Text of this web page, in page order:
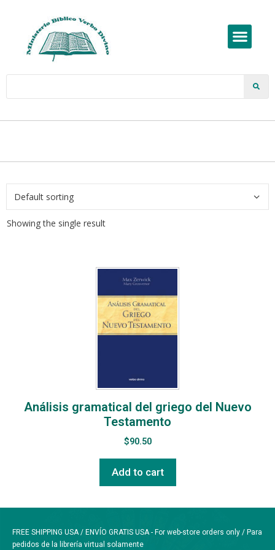
Showing the single result
Análisis gramatical del griego del Nuevo
Testamento
$90.50
Add to cart
FREE SHIPPING USA / ENVÍO GRATIS USA - For web-store orders only / Para
pedidos de la librería virtual solamente